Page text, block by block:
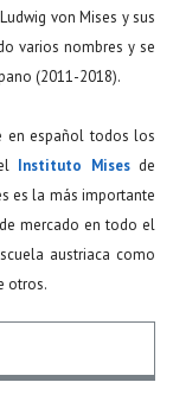
von Mises y sus
varios nombres y se
(2011-2018).
en español todos los
Instituto Misesde
es la más importante
mercado en todo el
austriaca como
otros.